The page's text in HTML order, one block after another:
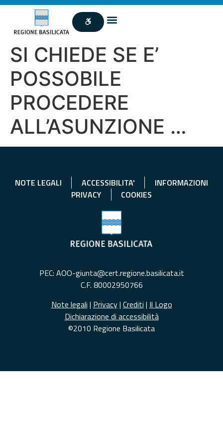
SI CHIEDE SE E’
POSSOBILE
PROCEDERE
ALL’ASUNZIONE …
NOTE LEGALI ACCESSIBILITA'
INFORMAZIONI
PRIVACY
COOKIES
PEC: AOO-giunta@cert.regione.basilicata.it
C.F. 80002950766
Note legali | Privacy| Crediti | Il Logo
Dichiarazione di accessibilità
©2010 Regione Basilicata